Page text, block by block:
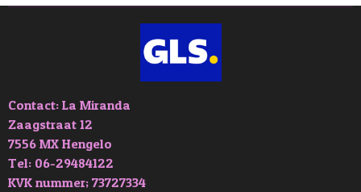
Contact: La Miranda
Zaagstraat 12
7556 MX Hengelo
Tel: 06-29484122
KVK nummer; 73727334